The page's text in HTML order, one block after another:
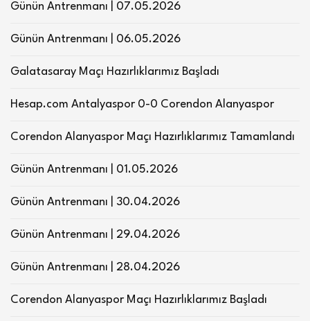
Günün Antrenmanı | 07.05.2026
Günün Antrenmanı | 06.05.2026
Galatasaray Maçı Hazırlıklarımız Başladı
Hesap.com Antalyaspor 0-0 Corendon Alanyaspor
Corendon Alanyaspor Maçı Hazırlıklarımız Tamamlandı
Günün Antrenmanı | 01.05.2026
Günün Antrenmanı | 30.04.2026
Günün Antrenmanı | 29.04.2026
Günün Antrenmanı | 28.04.2026
Corendon Alanyaspor Maçı Hazırlıklarımız Başladı